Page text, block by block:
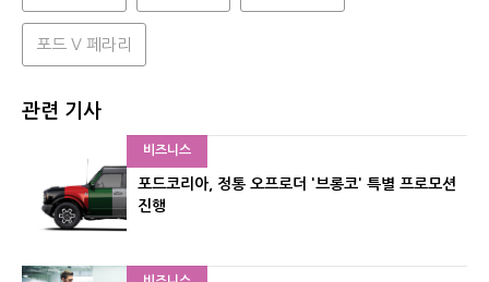
포드 V 페라리
관련 기사
비즈니스
포드코리아, 정통 오프로더 '브롱코' 특별 프로모션
진행